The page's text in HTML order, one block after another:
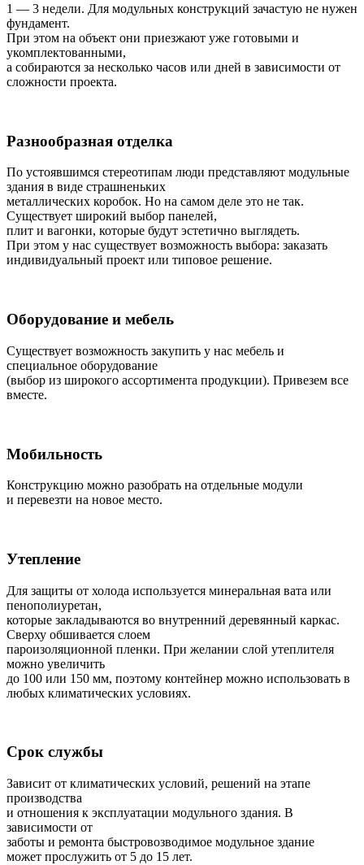
1 — 3 недели. Для модульных конструкций зачастую не нужен
фундамент.
При этом на объект они приезжают уже готовыми и
укомплектованными,
а собираются за несколько часов или дней в зависимости от
сложности проекта.
Разнообразная отделка
По устоявшимся стереотипам люди представляют модульные
здания в виде страшненьких
металлических коробок. Но на самом деле это не так.
Существует широкий выбор панелей,
плит и вагонки, которые будут эстетично выглядеть.
При этом у нас существует возможность выбора: заказать
индивидуальный проект или типовое решение.
Оборудование и мебель
Существует возможность закупить у нас мебель и
специальное оборудование
(выбор из широкого ассортимента продукции). Привезем все
вместе.
Мобильность
Конструкцию можно разобрать на отдельные модули
и перевезти на новое место.
Утепление
Для защиты от холода используется минеральная вата или
пенополиуретан,
которые закладываются во внутренний деревянный каркас.
Сверху обшивается слоем
пароизоляционной пленки. При желании слой утеплителя
можно увеличить
до 100 или 150 мм, поэтому контейнер можно использовать в
любых климатических условиях.
Срок службы
Зависит от климатических условий, решений на этапе
производства
и отношения к эксплуатации модульного здания. В
зависимости от
заботы и ремонта быстровозводимое модульное здание
может прослужить от 5 до 15 лет.